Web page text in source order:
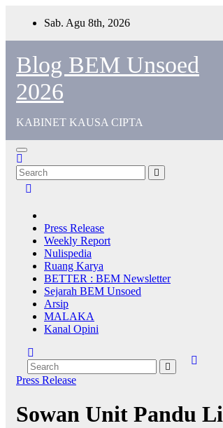
Sab. Agu 8th, 2026
Blog BEM Unsoed
2026
KABINET KAUSA CIPTA
Press Release
Weekly Report
Nulispedia
Ruang Karya
BETTER : BEM Newsletter
Sejarah BEM Unsoed
Arsip
MALAKA
Kanal Opini
Press Release
Sowan Unit Pandu